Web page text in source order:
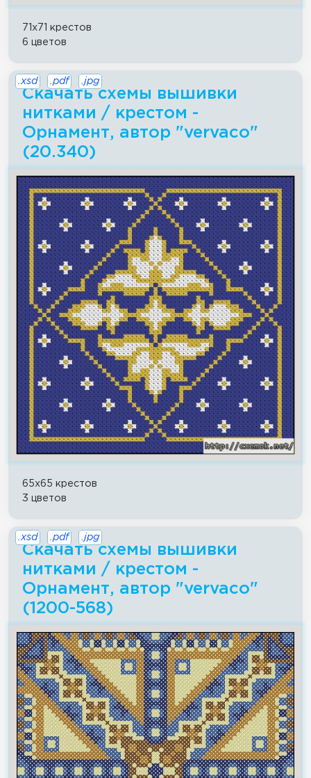
71x71 крестов
6 цветов
Скачать схемы вышивки
нитками / крестом -
Орнамент, автор "vervaco"
(20.340)
.xsd .pdf .jpg
65x65 крестов
3 цветов
Скачать схемы вышивки
нитками / крестом -
Орнамент, автор "vervaco"
(1200-568)
.xsd .pdf .jpg